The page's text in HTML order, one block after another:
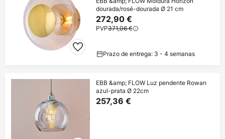
dourada/rosé-dourada Ø 21 cm
272,90 €
PVP371,06 €
Prazo de entrega: 3 - 4 semanas
EBB &amp; FLOW Luz pendente Rowan
azul-prata Ø 22cm
257,36 €